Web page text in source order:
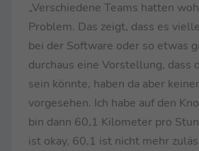
„Verschiedene Teams hatten
Problem. Das zeigt, dass es
bei der Software oder so etwas
durchaus eine Vorstellung, dass
sein könnte, haben da aber
vorgesehen. Ich habe auf den
bin dann 60,1 Kilometer pro
ist okay, 60,1 ist nicht mehr